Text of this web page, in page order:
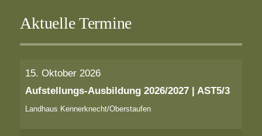
Aktuelle Termine
15. Oktober 2026
Aufstellungs-Ausbildung 2026/2027 | AST5/3
Landhaus Kennerknecht/Oberstaufen